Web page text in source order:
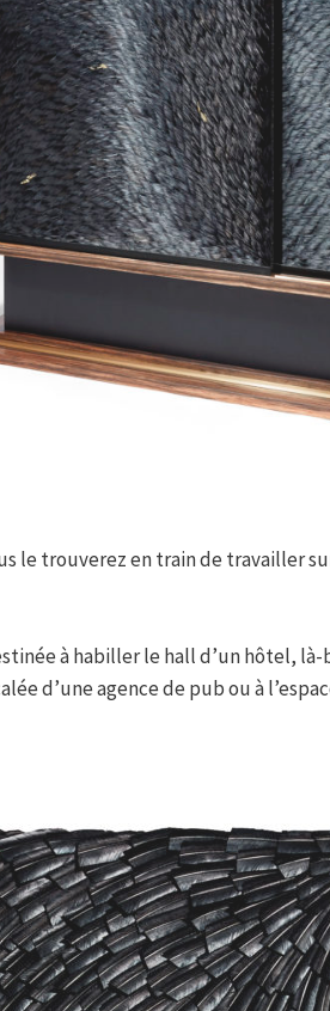
le trouverez en train de travailler
à habiller le hall d’un hôtel,
d’une agence de pub ou à